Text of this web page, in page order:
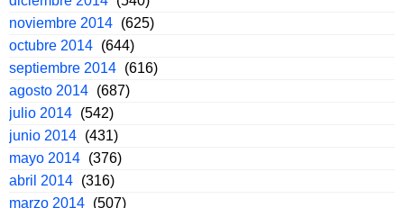
noviembre 2014 (625)
octubre 2014 (644)
septiembre 2014 (616)
agosto 2014 (687)
julio 2014 (542)
junio 2014 (431)
mayo 2014 (376)
abril 2014 (316)
marzo 2014 (507)